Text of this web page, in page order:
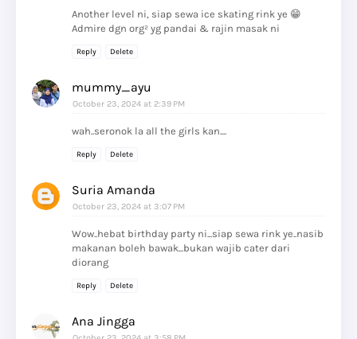
Another level ni, siap sewa ice skating rink ye 😁
Admire dgn org² yg pandai & rajin masak ni
Reply Delete
mummy_ayu
October 23, 2024 at 2:39 PM
wah..seronok la all the girls kan....
Reply Delete
Suria Amanda
October 23, 2024 at 3:07 PM
Wow..hebat birthday party ni...siap sewa rink ye..nasib
makanan boleh bawak...bukan wajib cater dari
diorang
Reply Delete
Ana Jingga